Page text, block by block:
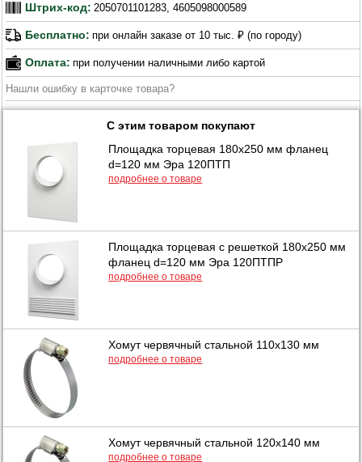
Штрих-код: 2050701101283, 4605098000589
Бесплатно: при онлайн заказе от 10 тыс. ₽ (по городу)
Оплата: при получении наличными либо картой
Нашли ошибку в карточке товара?
С этим товаром покупают
Площадка торцевая 180х250 мм фланец
d=120 мм Эра 120ПТП
подробнее о товаре
Площадка торцевая с решеткой 180х250 мм
фланец d=120 мм Эра 120ПТПР
подробнее о товаре
Хомут червячный стальной 110х130 мм
подробнее о товаре
Хомут червячный стальной 120х140 мм
подробнее о товаре